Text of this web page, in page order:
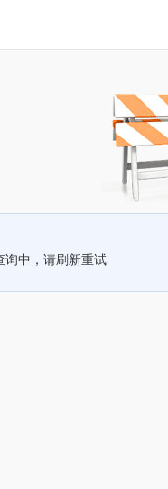
询中，请刷新重试